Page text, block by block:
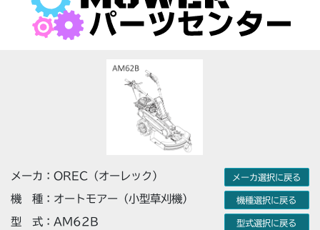
メーカ：OREC（オーレック）
機 種：オートモアー（小型草刈機）
型 式：AM62B
メーカ選択に戻る
機種選択に戻る
型式選択に戻る